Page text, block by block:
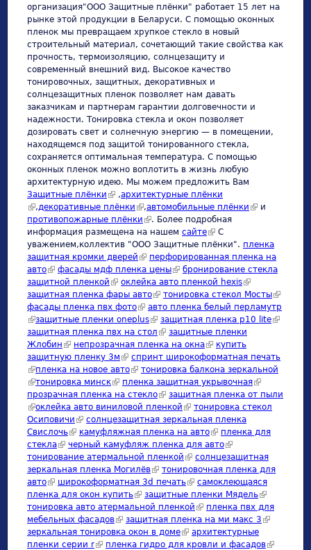
организация"ООО Защитные плёнки" работает 15 лет на
рынке этой продукции в Беларуси. С помощью оконных
пленок мы превращаем хрупкое стекло в новый
строительный материал, сочетающий такие свойства как
прочность, термоизоляцию, солнцезащиту и
современный внешний вид. Высокое качество
тонировочных, защитных, декоративных и
солнцезащитных пленок позволяет нам давать
заказчикам и партнерам гарантии долговечности и
надежности. Тонировка стекла и окон позволяет
дозировать свет и солнечную энергию — в помещении,
находящемся под защитой тонированного стекла,
сохраняется оптимальная температура. С помощью
оконных пленок можно воплотить в жизнь любую
архитектурную идею. Мы можем предложить Вам
Защитные плёнки (link is external)
,архитектурные плёнки
(link is external)
,декоративные плёнки (link is external)
,автомобильные плёнки (link is
и
противопожарные плёнки (link is external)
. Более подробная
информация размещена на нашем сайте(link is external)
С
уважением,коллектив "ООО Защитные плёнки". пленка
защитная кромки дверей (link is external)
перфорированная пленка на
авто(link is external)
фасады мдф пленка цены(link is external)
бронирование стекла
защитной пленкой (link is external)
оклейка авто пленкой hexis(link is external)
защитная пленка фары авто(link is external)
тонировка стекол Мосты(link is
external)
фасады пленка пвх фото(link is external)
авто пленка белый перламутр
(link is external)
защитные пленки oneplus(link is external)
защитная пленка p10 lite(link is
защитная пленка пвх на стол (link is external)
защитные пленки
Жлобин (link is external)
непрозрачная пленка на окна(link is external)
купить
защитную пленку 3м (link is external)
спринт широкоформатная печать
(link is external)
пленка на новое авто(link is external)
тонировка балкона зеркальной
(link is external)
тонировка минск(link is external)
пленка защитная укрывочная(link is
external)
прозрачная пленка на стекло(link is external)
защитная пленка от пыли
(link is external)
оклейка авто виниловой пленкой (link is external)
тонировка стекол
Осиповичи (link is external)
солнцезащитная зеркальная пленка
Свислочь(link is external)
камуфляжная пленка на авто(link is external)
пленка для
стекла(link is external)
черный камуфляж пленка для авто(link is external)
тонирование атермальной пленкой (link is external)
солнцезащитная
зеркальная пленка Могилёв(link is external)
тонировочная пленка для
авто(link is external)
широкоформатная 3d печать(link is external)
самоклеющаяся
пленка для окон купить(link is external)
защитные пленки Мядель(link is
external)
тонировка авто атермальной пленкой (link is external)
пленка пвх для
мебельных фасадов(link is external)
защитная пленка на ми макс 3 (link is
зеркальная тонировка окон в доме(link is external)
архитектурные
пленки серии r(link is external)
пленка гидро для кровли и фасадов(link is